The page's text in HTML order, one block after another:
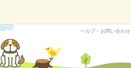
ヘルプ・お問い合わせ